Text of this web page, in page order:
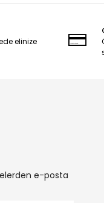
elinize
e-posta